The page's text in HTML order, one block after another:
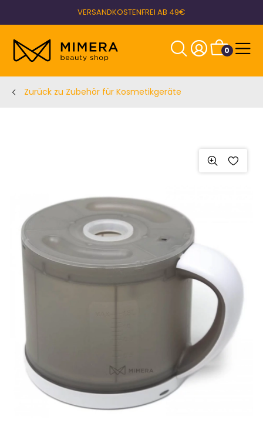
VERSANDKOSTENFREI AB 49€
0
Zurück zu Zubehör für Kosmetikgeräte